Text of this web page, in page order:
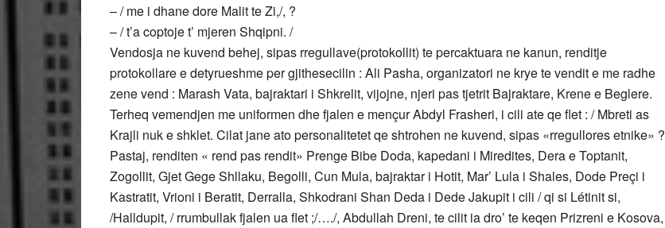
– / me i dhane dore Malit te Zi,/, ?
– / t’a coptoje t’ mjeren Shqipni. /
Vendosja ne kuvend behej, sipas rregullave(protokollit) te percaktuara ne kanun, renditje
protokollare e detyrueshme per gjithesecilin : Ali Pasha, organizatori ne krye te vendit e me radhe
zene vend : Marash Vata, bajraktari i Shkrelit, vijojne, njeri pas tjetrit Bajraktare, Krene e Beglere.
Terheq vemendjen me uniformen dhe fjalen e mençur Abdyl Frasheri, i cili ate qe flet : / Mbreti as
Krajli nuk e shklet. Cilat jane ato personalitetet qe shtrohen ne kuvend, sipas «rregullores etnike» ?
Pastaj, renditen « rend pas rendit» Prenge Bibe Doda, kapedani i Miredites, Dera e Toptanit,
Zogollit, Gjet Gege Shllaku, Begolli, Cun Mula, bajraktar i Hotit, Mar’ Lula i Shales, Dode Preçi i
Kastratit, Vrioni i Beratit, Derralla, Shkodrani Shan Deda i Dede Jakupit i cili / qi si Létinit si,
/Halldupit, / rrumbullak fjalen ua flet ;/…./, Abdullah Dreni, te cilit ia dro’ te keqen Prizreni e Kosova,